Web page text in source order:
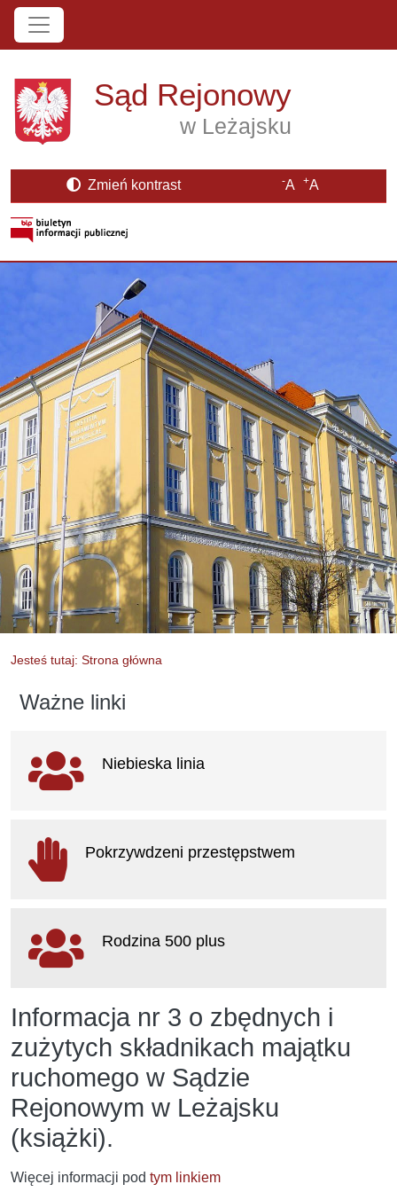
Przejdź do treści
Sąd Rejonowy
w Leżajsku
Zmień kontrast -A +A
Strona BIP otwiera się w nowym oknie
Jesteś tutaj: Strona główna
Informacja nr 3 o zbędnych i
zużytych składnikach majątku
ruchomego w Sądzie
Rejonowym w Leżajsku
(książki).
Więcej informacji pod tym linkiem
Ważne linki
Ważne linki
Niebieska linia
Pokrzywdzeni przestępstwem
Rodzina 500 plus